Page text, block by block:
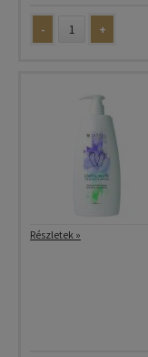
- +
Részletek »